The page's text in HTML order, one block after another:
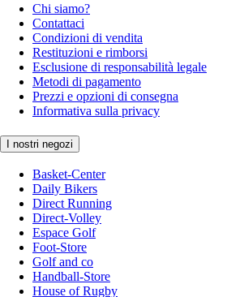
Chi siamo?
Contattaci
Condizioni di vendita
Restituzioni e rimborsi
Esclusione di responsabilità legale
Metodi di pagamento
Prezzi e opzioni di consegna
Informativa sulla privacy
I nostri negozi
Basket-Center
Daily Bikers
Direct Running
Direct-Volley
Espace Golf
Foot-Store
Golf and co
Handball-Store
House of Rugby